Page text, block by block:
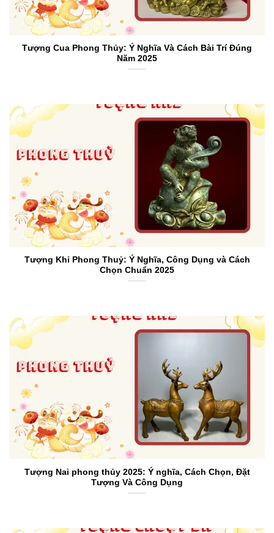
Tượng Cua Phong Thủy: Ý Nghĩa Và Cách Bài Trí Đúng
Năm 2025
Tượng Khỉ Phong Thuỷ: Ý Nghĩa, Công Dụng và Cách
Chọn Chuẩn 2025
Tượng Nai phong thủy 2025: Ý nghĩa, Cách Chọn, Đặt
Tượng Và Công Dụng